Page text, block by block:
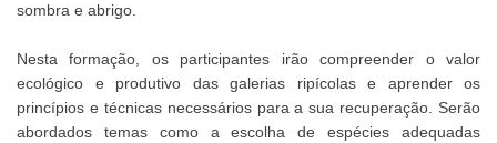
sombra e abrigo.
Nesta formação, os participantes irão compreender o valor
ecológico e produtivo das galerias ripícolas e aprender os
princípios e técnicas necessários para a sua recuperação. Serão
abordados temas como a escolha de espécies adequadas